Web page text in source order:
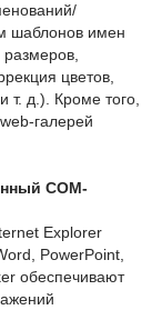
шаблонов имен
цветов,
т. д.). Кроме того,
галерей
COM-
Explorer
PowerPoint,
обеспечивают